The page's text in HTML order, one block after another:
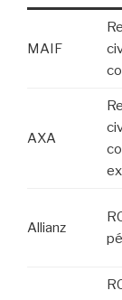
MAIF
AXA
Allianz